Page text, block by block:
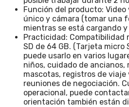
Función del producto:
único y cámara (tomar una
mientras se está cargando
Practicidad: Compatibilidad
SD de 64 GB. (Tarjeta micro
puede usarlo en varios
niños, cuidado de ancianos,
mascotas, registros de viaje
reuniones de negociación.
operacional, puede
orientación también están